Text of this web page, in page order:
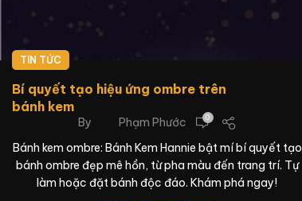
TIN TỨC
Bí quyết tạo hiệu ứng ombre trên
bánh kem
By Phạm Phước 0
Bánh kem ombre: Bánh Kem Hannie bật mí bí quyết tạo
bánh ombre đẹp mê hồn, từ pha màu đến trang trí. Tự
làm hoặc đặt bánh độc đáo. Khám phá ngay!